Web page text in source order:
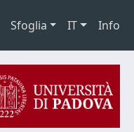
Sfoglia IT Info